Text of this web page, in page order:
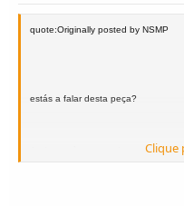
quote:Originally posted by NSMP
estás a falar desta peça?
Andamos à procura de umaClique